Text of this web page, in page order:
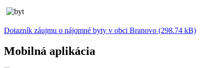
Dotazník záujmu o nájomné byty v obci Branovo (298.74 kB)
Mobilná aplikácia